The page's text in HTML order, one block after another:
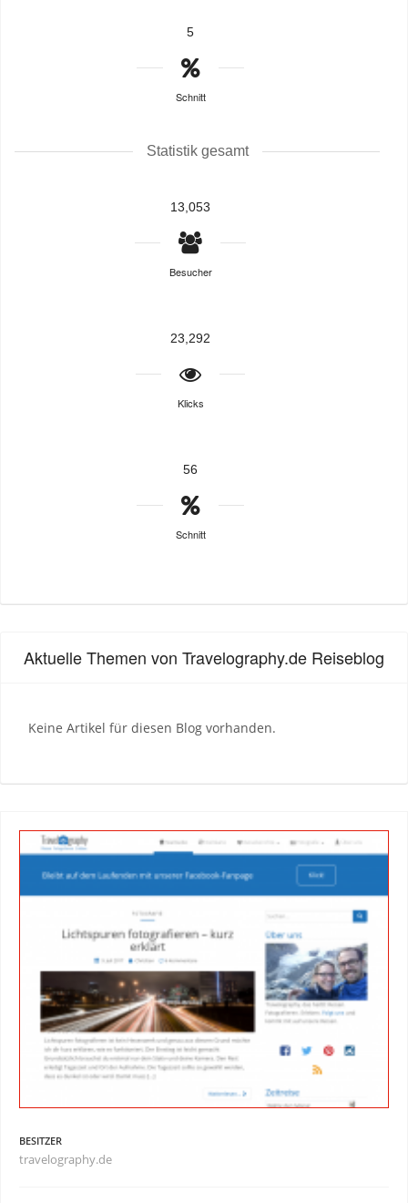
5
Schnitt
Statistik gesamt
13,053
Besucher
23,292
Klicks
56
Schnitt
Aktuelle Themen von Travelography.de Reiseblog
Keine Artikel für diesen Blog vorhanden.
BESITZER
travelography.de